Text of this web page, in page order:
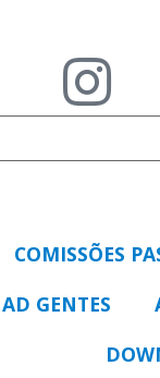
COMISSÕES
GENTES